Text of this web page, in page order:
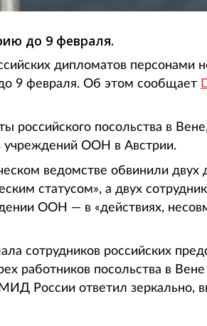
до 9 февраля.
дипломатов персонами
9 февраля. Об этом сообщает
посольства в
учреждений ООН в Австрии.
ведомстве обвинили двух
статусом», а двух
ООН — в «действиях,
сотрудников российских
работников посольства в
России ответил зеркально,